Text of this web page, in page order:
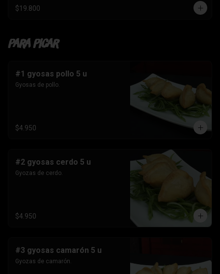
cebollín.
-1 Bebida
    Coca Cola sin azúcar 1.5 ltros
$19.800
Para Picar
#1 gyosas pollo 5 u
Gyosas de pollo.
$4.950
#2 gyosas cerdo 5 u
Gyozas de cerdo.
$4.950
#3 gyosas camarón 5 u
Gyozas de camarón.